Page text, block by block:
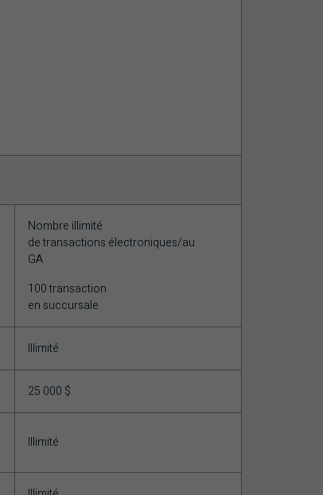
Nombre illimité
de transactions électroniques/au
GA
100 transaction
en succursale
Illimité
25 000 $
Illimité